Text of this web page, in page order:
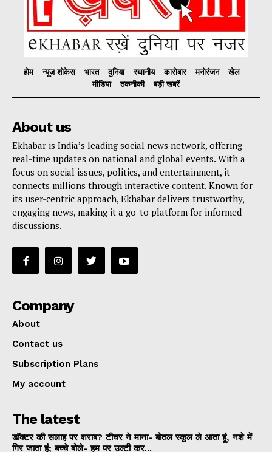
होम न्यूज़ शोकेस भारत दुनिया स्थानीय कारोबार मनोरंजन
खेल
मीडिया
तकनीकी बड़ी खबरें
About us
Ekhabar is India’s leading social news network, offering
real-time updates on national and global events. With a
focus on social issues, politics, and entertainment, it
connects millions through interactive content. Known for
its user-centric approach, Ekhabar delivers trustworthy,
engaging news, making it a go-to platform for informed
discussions.
Company
About
Contact us
Subscription Plans
My account
The latest
डॉक्टर की सलाह पर शराब? टीचर ने माना- बोतल स्कूल ले आता हूं, नशे में
गिर जाता हूं; बच्चे बोले- हम पर उल्टी कर...